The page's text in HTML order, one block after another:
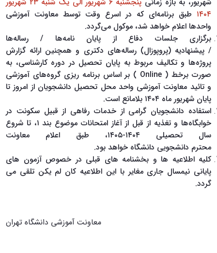
۱۴۰۴ طبق برنامه‌ای که در اسرع وقت توسط معاونت آموزشی
واحدها اعلام خواهد شد، موکول می‌گردد.
برگزاری جلسات دفاع از پایان نامه‌ها / رساله‌ها
/ پیشنهادیه (پروپوزال) رساله‌های دکتری و همچنین ارائه گزارش
پروژه‌ها و تکالیف مربوط به پایان تحصیل در دوره کارشناسی، به
صورت برخط ( Online
) بر اساس برنامه ریزی گروه‌های آموزشی
و تائید معاونت آموزشی واحد محل تحصیل دانشجویان از امروز تا
پایان شهریور ماه ۱۴۰۴ بلامانع است.
استفاده دانشجویان گرامی از خدمات رفاهی از قبیل سکونت در
خوابگاه‌ها و تغذیه از قبل از آغاز امتحانات موضوع بند ۱، تا شروع
سال تحصیلی ۱۴۰۴-۱۴۰۵، طبق اعلام معاونت
محترم دانشجویی دانشگاه خواهد بود.
کلیه اطلاعیه ها و بخشنامه های قبلی در خصوص آزمون های
پایانی نیمسال جاری مغایر با این اطلاعیه کان لم یکن تلقی می
گردد.
معاونت آموزشی دانشگاه تهران